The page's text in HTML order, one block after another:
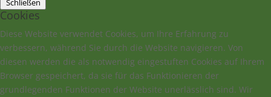
Schließen
Cookies
Diese Website verwendet Cookies, um Ihre Erfahrung zu
verbessern, während Sie durch die Website navigieren. Von
diesen werden die als notwendig eingestuften Cookies auf Ihrem
Browser gespeichert, da sie für das Funktionieren der
grundlegenden Funktionen der Website unerlässlich sind. Wir